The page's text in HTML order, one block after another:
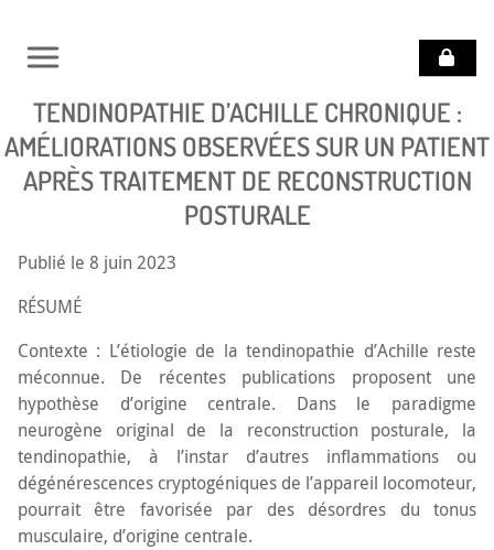
POURQUOI SE
SOIGNER AVEC LA
RECONSTRUCTION
POSTURALE ?
COLLÈGE
DOCUMENTATION
QUESTIONS
DIVERSES
TROUVER
UN
PRATICIEN
CONTACT
TENDINOPATHIE D’ACHILLE CHRONIQUE :
AMÉLIORATIONS OBSERVÉES SUR UN PATIENT
APRÈS TRAITEMENT DE RECONSTRUCTION
POSTURALE
Publié le 8 juin 2023
RÉSUMÉ
Contexte : L’étiologie de la tendinopathie d’Achille reste
méconnue. De récentes publications proposent une
hypothèse d’origine centrale. Dans le paradigme
neurogène original de la reconstruction posturale, la
tendinopathie, à l’instar d’autres inflammations ou
dégénérescences cryptogéniques de l’appareil locomoteur,
pourrait être favorisée par des désordres du tonus
musculaire, d’origine centrale.